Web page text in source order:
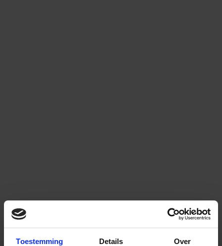
Toestemming Details Over